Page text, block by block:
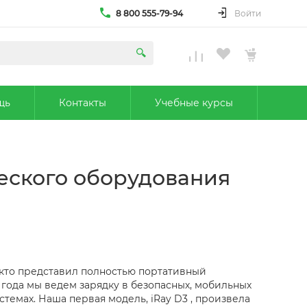
8 800 555-79-94 Войти
Контакты Учебные курсы
оборудования
представил полностью портативный
мы ведем зарядку в безопасных, мобильных
Наша первая модель, iRay D3 , произвела